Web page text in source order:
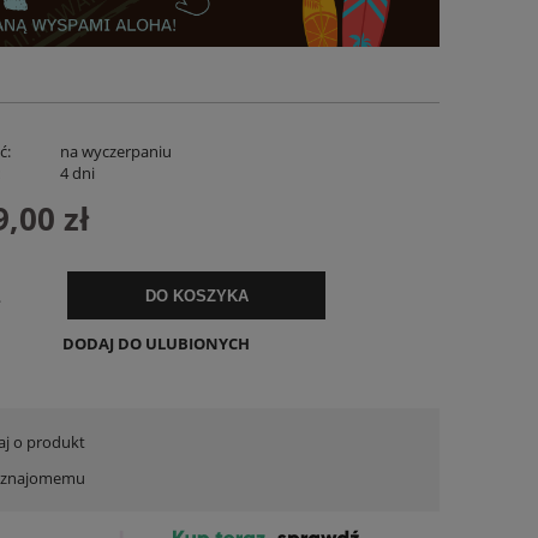
Spodenki Lniane Zenora Białe
169,00 zł
na wyczerpaniu
4 dni
zł
DO KOSZYKA
DODAJ DO ULUBIONYCH
o produkt